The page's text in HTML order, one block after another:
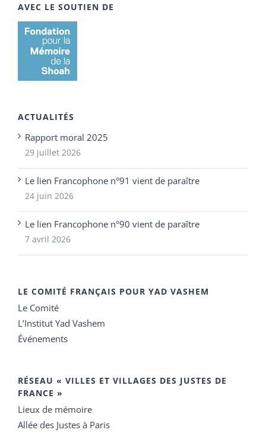
AVEC LE SOUTIEN DE
ACTUALITÉS
Rapport moral 2025
29 juillet 2026
Le lien Francophone n°91 vient de paraître
24 juin 2026
Le lien Francophone n°90 vient de paraître
7 avril 2026
LE COMITÉ FRANÇAIS POUR YAD VASHEM
Le Comité
L’Institut Yad Vashem
Événements
RÉSEAU « VILLES ET VILLAGES DES JUSTES DE
FRANCE »
Lieux de mémoire
Allée des Justes à Paris